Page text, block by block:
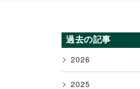
過去の記事
2026
2025